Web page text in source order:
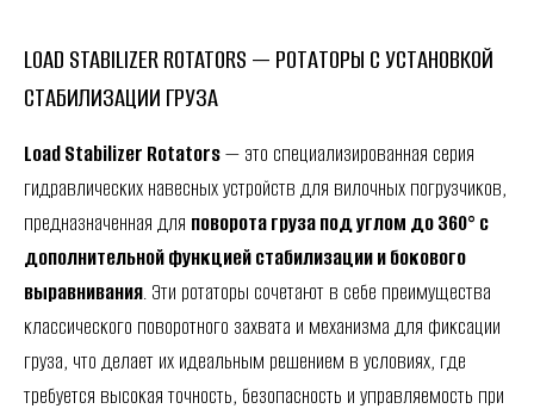
LOAD STABILIZER ROTATORS — РОТАТОРЫ С УСТАНОВКОЙ
СТАБИЛИЗАЦИИ ГРУЗА
Load Stabilizer Rotators— это специализированная серия
гидравлических навесных устройств для вилочных погрузчиков,
предназначенная для поворота груза под углом до 360° с
дополнительной функцией стабилизации и бокового
выравнивания. Эти ротаторы сочетают в себе преимущества
классического поворотного захвата и механизма для фиксации
груза, что делает их идеальным решением в условиях, где
требуется высокая точность, безопасность и управляемость при